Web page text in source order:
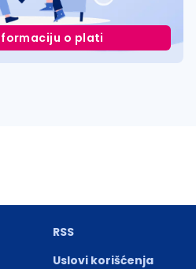
o plati
RSS
Uslovi korišćenja